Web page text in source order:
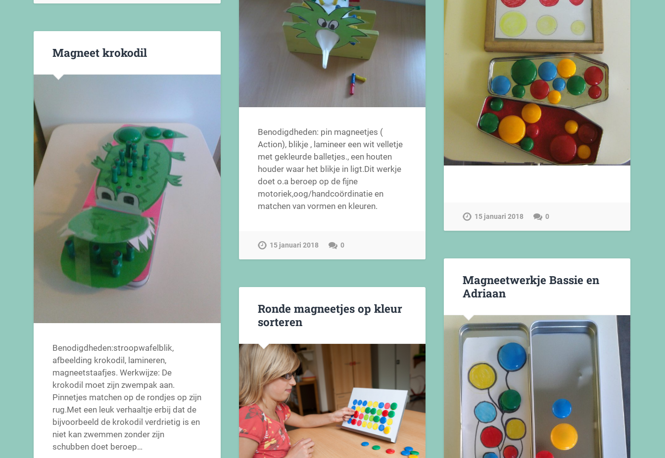
15 januari 2018 0
Benodigdheden: pin magneetjes (
Action), blikje , lamineer een wit velletje
met gekleurde balletjes., een houten
houder waar het blikje in ligt.Dit werkje
doet o.a beroep op de fijne
motoriek,oog/handcoördinatie en
matchen van vormen en kleuren.
15 januari 2018 0
Magneet krokodil
Benodigdheden:stroopwafelblik,
afbeelding krokodil, lamineren,
magneetstaafjes. Werkwijze: De
krokodil moet zijn zwempak aan.
Pinnetjes matchen op de rondjes op zijn
rug.Met een leuk verhaaltje erbij dat de
bijvoorbeeld de krokodil verdrietig is en
niet kan zwemmen zonder zijn
schubben doet beroep…
Magneetwerkje Bassie en
Adriaan
Ronde magneetjes op kleur
sorteren